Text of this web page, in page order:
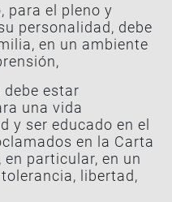
para el pleno y
personalidad, debe
en un ambiente
debe estar
una vida
y ser educado en el
en la Carta
en particular, en un
libertad,